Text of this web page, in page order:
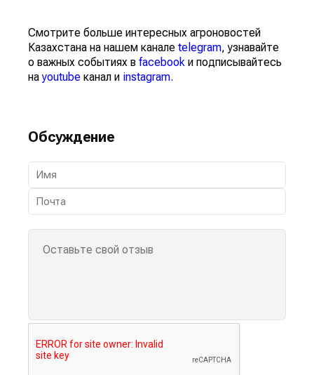
Смотрите больше интересных агроновостей
Казахстана на нашем канале telegram, узнавайте
о важных событиях в facebook и подписывайтесь
наyoutube канал и instagram.
Обсуждение